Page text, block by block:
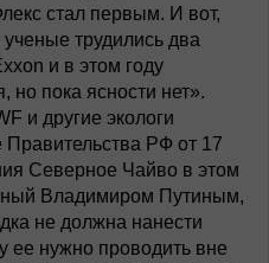
стал первым. И вот,
ученые трудились два
и в этом году
но пока ясности нет».
и другие экологи
РФ от 17
Северное Чайво в этом
Владимиром Путиным,
не должна нанести
ее нужно проводить вне